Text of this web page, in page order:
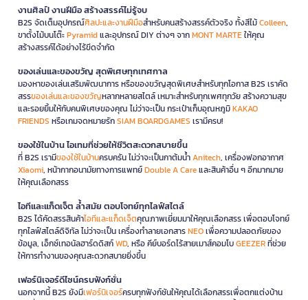
งานศิลป์ งานฝีมือ สร้างสรรค์ไม่รู้จบ
B2S จัดเต็มอุปกรณ์ศิลปะและงานฝีมือสำหรับคนสร้างสรรค์ตัวจริง ทั้งสีไม้Colleen,
ขาตั้งไม้บนโต๊ะPyramidและอุปกรณ์ DIY ต่างๆ จากMONT MARTEให้คุณ
สร้างสรรค์ได้อย่างไร้ขีดจำกัด
ของเล่นและของขวัญ สุดพิเศษทุกเทศกาล
มองหาของเล่นเสริมพัฒนาการ หรือของขวัญสุดพิเศษสำหรับทุกโอกาส B2S เราคัด
สรรของเล่นและของขวัญหลากหลายสไตล์ เหมาะสำหรับทุกเพศทุกวัย สร้างความสุข
และรอยยิ้มให้กับคนพิเศษของคุณ ไม่ว่าจะเป็น กระเป๋าเก็บอุณหภูมิKAKAO
FRIENDS หรือเกมจดหมายรักSIAM BOARDGAMES เรามีครบ!
ของใช้ในบ้าน ไอเทมที่ช่วยให้ชีวิตสะดวกสบายขึ้น
ที่ B2S เรามีของใช้ในบ้านครบครัน ไม่ว่าจะเป็นกาต้มน้ำAnitech, เครื่องฟอกอากาศ
Xiaomi, หน้ากากอนามัยทางการแพทย์Double A Careและสินค้าอื่น ๆ อีกมากมาย
ให้คุณเลือกสรร
ไอทีและแก็ดเจ็ต ล้ำสมัย ตอบโจทย์ทุกไลฟ์สไตล์
B2S ได้คัดสรรสินค้าไอทีและแก็ดเจ็ตคุณภาพเยี่ยมมาให้คุณเลือกสรร เพื่อตอบโจทย์
ทุกไลฟ์สไตล์ดิจิทัล ไม่ว่าจะเป็น เครื่องทำลายเอกสารNEOเพื่อความปลอดภัยของ
ข้อมูล, เอ็กซ์เทอนัลฮาร์ดดิสก์WD, หรือ คีย์บอร์ดไร้สายเมาส์คอมโบGEEZERที่ช่วย
ให้การทำงานของคุณสะดวกสบายยิ่งขึ้น
เฟอร์นิเจอร์ดีไซน์ครบฟังก์ชั่น
นอกจากนี้ B2S ยังมีเฟอร์นิเจอร์ครบทุกฟังก์ชันให้คุณได้เลือกสรรเพื่อตกแต่งบ้าน